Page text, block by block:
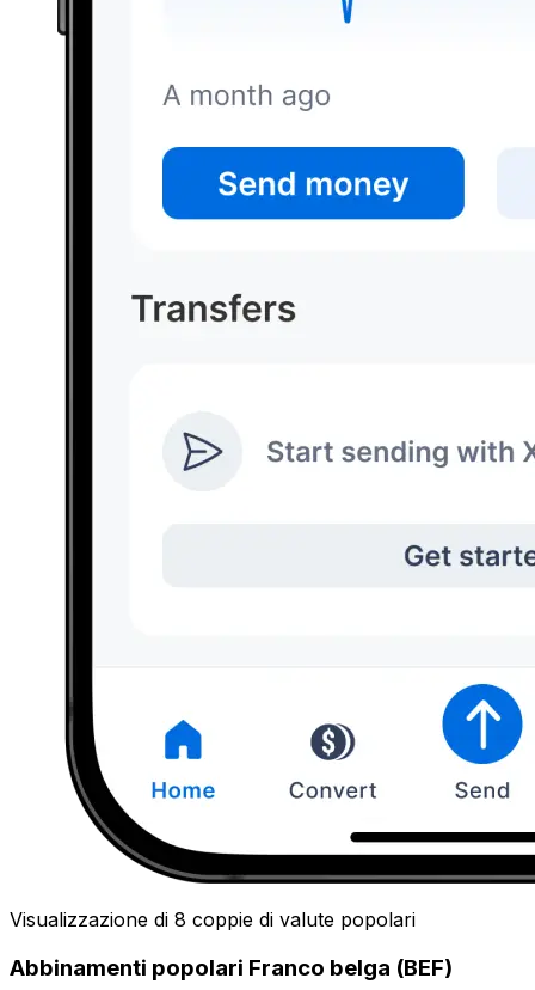
Visualizzazione di 8 coppie di valute popolari
Abbinamenti popolari Franco belga (BEF)